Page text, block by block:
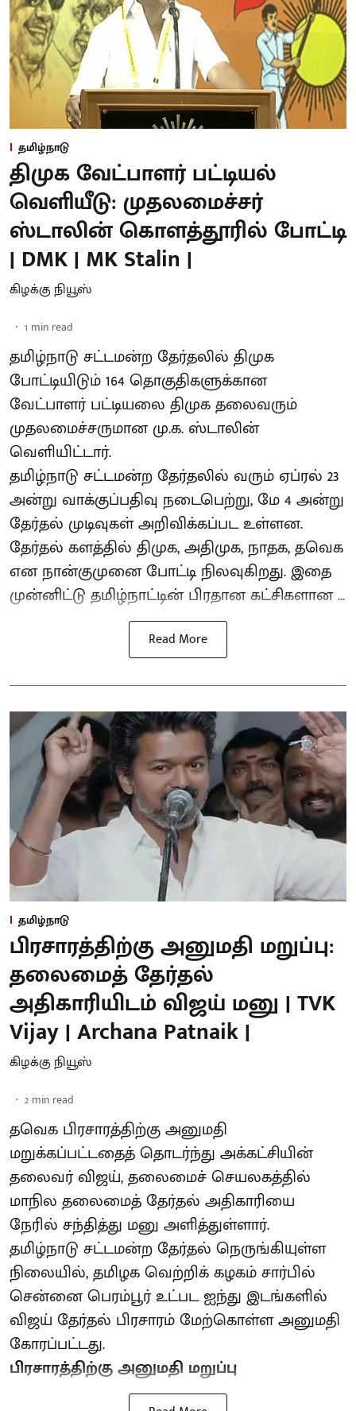
தமிழ்நாடு
திமுக வேட்பாளர் பட்டியல்
வெளியீடு: முதலமைச்சர்
ஸ்டாலின் கொளத்தூரில் போட்டி
| DMK | MK Stalin |
கிழக்கு நியூஸ்
1 min read
தமிழ்நாடு சட்டமன்ற தேர்தலில் திமுக
போட்டியிடும் 164 தொகுதிகளுக்கான
வேட்பாளர் பட்டியலை திமுக தலைவரும்
முதலமைச்சருமான மு.க. ஸ்டாலின்
வெளியிட்டார்.
தமிழ்நாடு சட்டமன்ற தேர்தலில் வரும் ஏப்ரல் 23
அன்று வாக்குப்பதிவு நடைபெற்று, மே 4 அன்று
தேர்தல் முடிவுகள் அறிவிக்கப்பட உள்ளன.
தேர்தல் களத்தில் திமுக, அதிமுக, நாதக, தவெக
என நான்குமுனை போட்டி நிலவுகிறது. இதை
முன்னிட்டு தமிழ்நாட்டின் பிரதான கட்சிகளான ...
Read More
தமிழ்நாடு
பிரசாரத்திற்கு அனுமதி மறுப்பு:
தலைமைத் தேர்தல்
அதிகாரியிடம் விஜய் மனு | TVK
Vijay | Archana Patnaik |
கிழக்கு நியூஸ்
2 min read
தவெக பிரசாரத்திற்கு அனுமதி
மறுக்கப்பட்டதைத் தொடர்ந்து அக்கட்சியின்
தலைவர் விஜய், தலைமைச் செயலகத்தில்
மாநில தலைமைத் தேர்தல் அதிகாரியை
நேரில் சந்தித்து மனு அளித்துள்ளார்.
தமிழ்நாடு சட்டமன்ற தேர்தல் நெருங்கியுள்ள
நிலையில், தமிழக வெற்றிக் கழகம் சார்பில்
சென்னை பெரம்பூர் உட்பட ஐந்து இடங்களில்
விஜய் தேர்தல் பிரசாரம் மேற்கொள்ள அனுமதி
கோரப்பட்டது.
பிரசாரத்திற்கு அனுமதி மறுப்பு